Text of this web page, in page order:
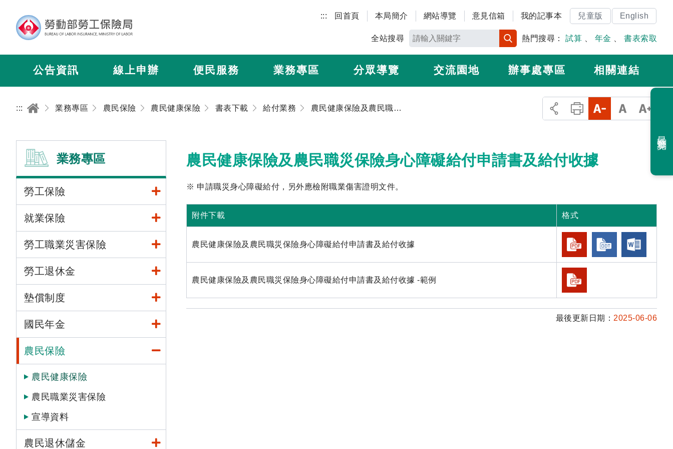
::: 回首頁 本局簡介 網站導覽 意見信箱 我的記事本 兒童版 English
全站搜尋 熱門搜尋： 試算 年金 書表索取
公告資訊 線上申辦 便民服務 業務專區 分眾導覽 交流園地 辦事處專區 相關連結
::: 業務專區 農民保險 農民健康保險 書表下載 給付業務 農民健康保險及農民職災保險身心障礙給付申請書及給付收據
業務專區
勞工保險
就業保險
勞工職業災害保險
勞工退休金
墊償制度
國民年金
農民保險
農民健康保險
農民職業災害保險
宣導資料
農民退休儲金
農民健康保險及農民職災保險身心障礙給付申請書及給付收據
※ 申請職災身心障礙給付，另外應檢附職業傷害證明文件。
附件下載 格式
農民健康保險及農民職災保險身心障礙給付申請書及給付收據
農民健康保險及農民職災保險身心障礙給付申請書及給付收據 -範例
最後更新日期： 2025-06-06